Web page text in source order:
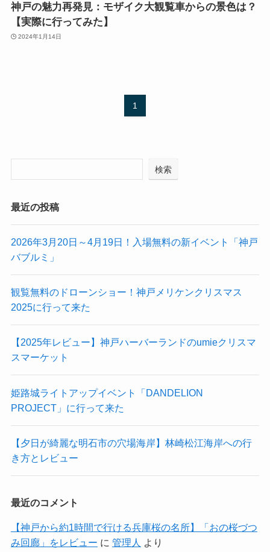
神戸の魅力再発見：モザイク大観覧車からの景色は？
【実際に行ってみた】
2024年1月14日
1
検索
最近の投稿
2026年3月20日～4月19日！入場無料の新イベント「神戸
バブルミ」
観覧無料のドローンショー！神戸メリケンクリスマス
2025に行って来た
【2025年レビュー】神戸ハーバーランドのumieクリスマ
スマーケット
姫路城ライトアップイベント「DANDELION
PROJECT」に行って来た
【夕日が綺麗な明石市の穴場海岸】林崎松江海岸への行
き方とレビュー
最近のコメント
【神戸から約1時間で行ける兵庫桜の名所】「おの桜づつ
み回廊」をレビュー に 管理人 より